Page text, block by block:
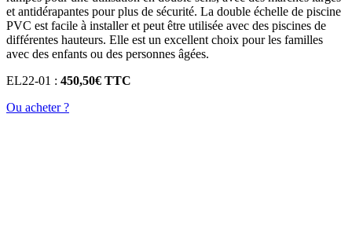
et antidérapantes pour plus de sécurité. La double échelle de piscine
PVC est facile à installer et peut être utilisée avec des piscines de
différentes hauteurs. Elle est un excellent choix pour les familles
avec des enfants ou des personnes âgées.
EL22-01 : 450,50€ TTC
Ou acheter ?